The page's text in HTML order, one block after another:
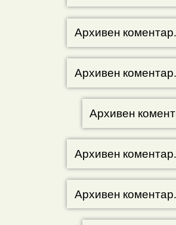
Архивен коментар.
Архивен коментар.
Архивен
Архивен коментар.
Архивен коментар.